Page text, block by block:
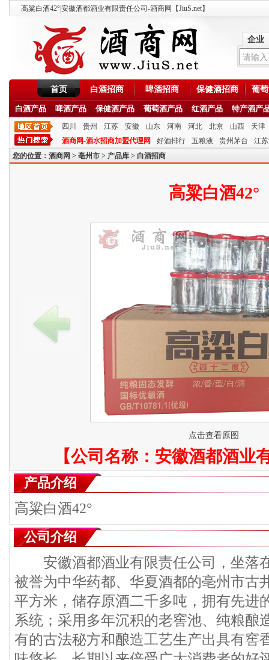
高粱白酒42°|安徽酒都酒业有限责任公司-酒商网【JiuS.net】
企业
首页 白酒招商 啤酒招商 保健酒招商 葡
白酒产品 啤酒产品 保健酒产品 葡萄酒产品 红酒产品 特产酒产
四川 贵州 江苏 安徽 山东 河南 河北 北京 山西
天津
酒商网-酒水招商加盟代理网
好酒排行 五粮液 贵州茅台
江
您的位置： 酒商网 > 亳州市 > 产品库 > 白酒招商
高粱白酒42°
点击查看原图
【公司名称： 安徽酒都酒业
产品介绍
高粱白酒42°
公司介绍
安徽酒都酒业有限责任公司，坐落
被誉为中华药都、华夏酒都的亳州市古
平方米，储存原酒二千多吨，拥有先进
系统；采用多年沉积的老窖池、纯粮酿
有的古法秘方和酿造工艺生产出具有窖